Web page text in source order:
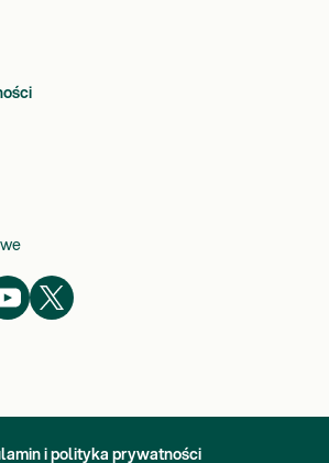
i polityka prywatności